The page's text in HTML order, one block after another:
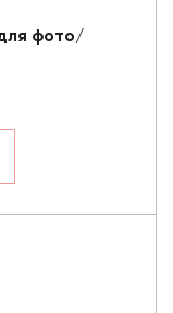
фото/